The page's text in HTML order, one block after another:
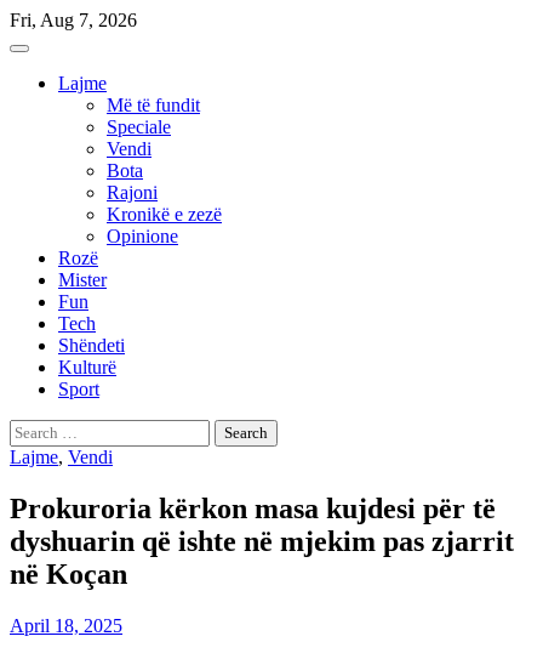
Skip
to
Fri, Aug 7, 2026
Lajme
Më të fundit
Speciale
Vendi
Bota
Rajoni
Kronikë e zezë
Opinione
Rozë
Mister
Fun
Tech
Shëndeti
Kulturë
Sport
Search
for:
Lajme, Vendi
Prokuroria kërkon masa kujdesi për të
dyshuarin që ishte në mjekim pas zjarrit
në Koçan
April 18, 2025